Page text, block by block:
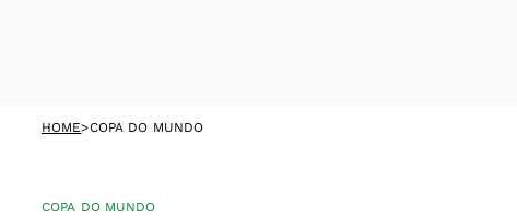
HOME>COPA DO MUNDO
COPA DO MUNDO